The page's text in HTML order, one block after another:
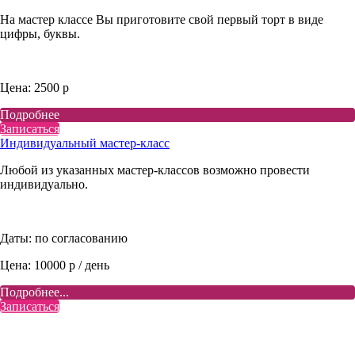
На мастер классе Вы приготовите свой первый торт в виде
цифры, буквы.
Цена: 2500 р
Подробнее
Записаться
Индивидуальный мастер-класс
Любой из указанных мастер-классов возможно провести
индивидуально.
Даты: по согласованию
Цена: 10000 р / день
Подробнее...
Записаться